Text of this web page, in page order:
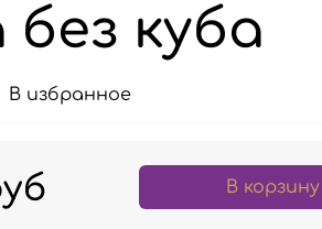
куба
В избранное
В корзину